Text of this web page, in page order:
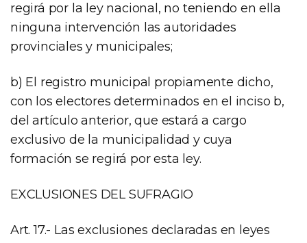
regirá por la ley nacional, no teniendo en ella
ninguna intervención las autoridades
provinciales y municipales;
b) El registro municipal propiamente dicho,
con los electores determinados en el inciso b,
del artículo anterior, que estará a cargo
exclusivo de la municipalidad y cuya
formación se regirá por esta ley.
EXCLUSIONES DEL SUFRAGIO
Art. 17.- Las exclusiones declaradas en leyes